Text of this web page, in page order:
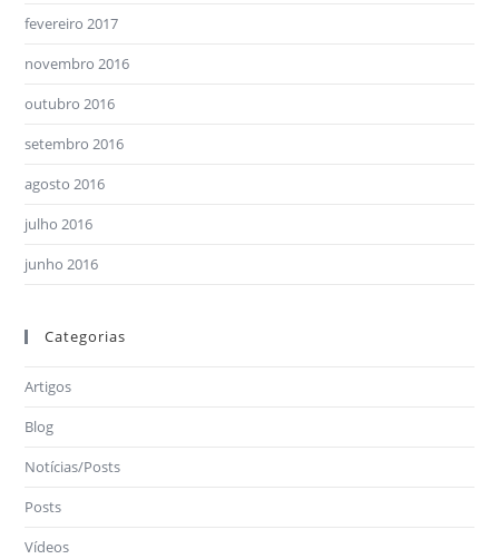
fevereiro 2017
novembro 2016
outubro 2016
setembro 2016
agosto 2016
julho 2016
junho 2016
Categorias
Artigos
Blog
Notícias/Posts
Posts
Vídeos